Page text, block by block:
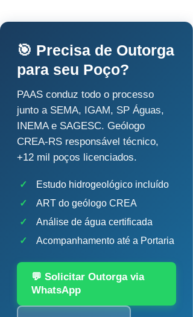
🎯 Precisa de Outorga
para seu Poço?
PAAS conduz todo o processo
junto a SEMA, IGAM, SP Águas,
INEMA e SAGESC. Geólogo
CREA-RS responsável técnico,
+12 mil poços licenciados.
✓
Estudo hidrogeológico incluído
✓
ART do geólogo CREA
✓
Análise de água certificada
✓
Acompanhamento até a Portaria
💬 Solicitar Outorga via
WhatsApp